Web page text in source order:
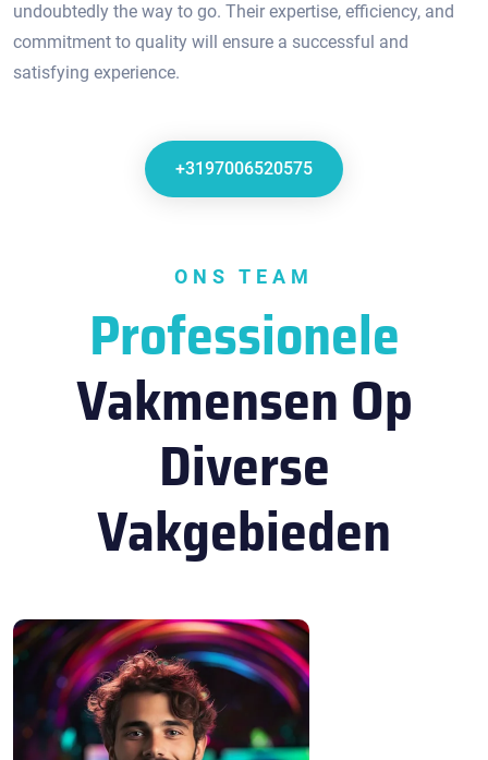
undoubtedly the way to go.​ Their expertise, efficiency, and
commitment to quality will ensure a successful and
satisfying experience.
+3197006520575
ONS TEAM
Professionele
Vakmensen Op
Diverse
Vakgebieden